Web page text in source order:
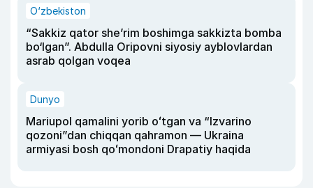
O‘zbekiston
“Sakkiz qator she’rim boshimga sakkizta bomba
bo‘lgan”. Abdulla Oripovni siyosiy ayblovlardan
asrab qolgan voqea
Dunyo
Mariupol qamalini yorib oʻtgan va “Izvarino
qozoni”dan chiqqan qahramon — Ukraina
armiyasi bosh qoʻmondoni Drapatiy haqida